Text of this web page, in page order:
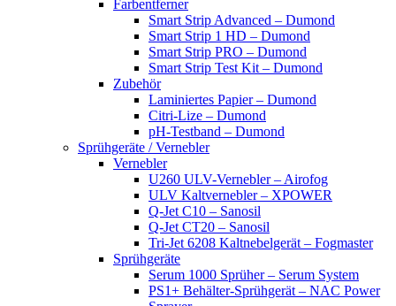
Farbentferner
Smart Strip Advanced – Dumond
Smart Strip 1 HD – Dumond
Smart Strip PRO – Dumond
Smart Strip Test Kit – Dumond
Zubehör
Laminiertes Papier – Dumond
Citri-Lize – Dumond
pH-Testband – Dumond
Sprühgeräte / Vernebler
Vernebler
U260 ULV-Vernebler – Airofog
ULV Kaltvernebler – XPOWER
Q-Jet C10 – Sanosil
Q-Jet CT20 – Sanosil
Tri-Jet 6208 Kaltnebelgerät – Fogmaster
Sprühgeräte
Serum 1000 Sprüher – Serum System
PS1+ Behälter-Sprühgerät – NAC Power